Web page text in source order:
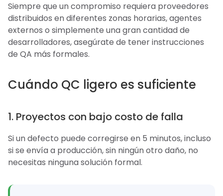
Siempre que un compromiso requiera proveedores
distribuidos en diferentes zonas horarias, agentes
externos o simplemente una gran cantidad de
desarrolladores, asegúrate de tener instrucciones
de QA más formales.
Cuándo QC ligero es suficiente
1. Proyectos con bajo costo de falla
Si un defecto puede corregirse en 5 minutos, incluso
si se envía a producción, sin ningún otro daño, no
necesitas ninguna solución formal.